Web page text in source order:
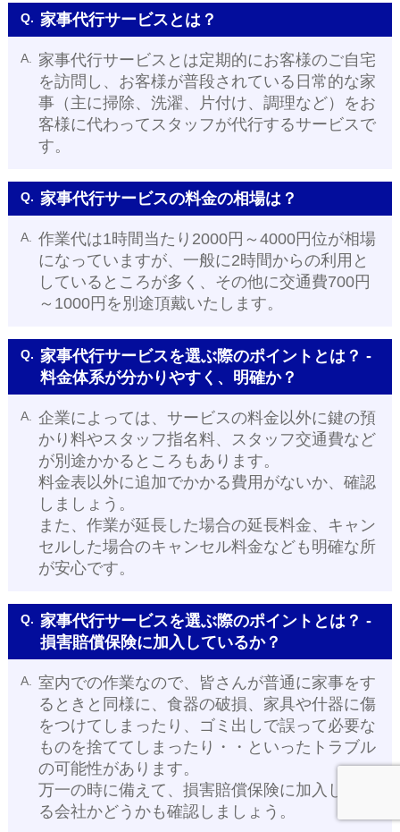
Q. 家事代行サービスとは？
A.
家事代行サービスとは定期的にお客様のご自宅
を訪問し、お客様が普段されている日常的な家
事（主に掃除、洗濯、片付け、調理など）をお
客様に代わってスタッフが代行するサービスで
す。
Q. 家事代行サービスの料金の相場は？
A.
作業代は1時間当たり2000円～4000円位が相場
になっていますが、一般に2時間からの利用と
しているところが多く、その他に交通費700円
～1000円を別途頂戴いたします。
Q. 家事代行サービスを選ぶ際のポイントとは？ -
料金体系が分かりやすく、明確か？
A.
企業によっては、サービスの料金以外に鍵の預
かり料やスタッフ指名料、スタッフ交通費など
が別途かかるところもあります。
料金表以外に追加でかかる費用がないか、確認
しましょう。
また、作業が延長した場合の延長料金、キャン
セルした場合のキャンセル料金なども明確な所
が安心です。
Q. 家事代行サービスを選ぶ際のポイントとは？ -
損害賠償保険に加入しているか？
A.
室内での作業なので、皆さんが普通に家事をす
るときと同様に、食器の破損、家具や什器に傷
をつけてしまったり、ゴミ出しで誤って必要な
ものを捨ててしまったり・・といったトラブル
の可能性があります。
万一の時に備えて、損害賠償保険に加入してい
る会社かどうかも確認しましょう。